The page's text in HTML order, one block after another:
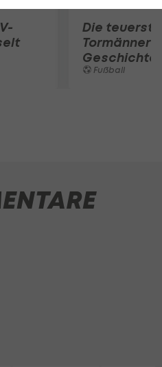
Die
Tormänner
Geschichte
Fußball